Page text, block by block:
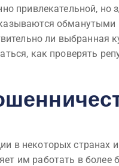
привлекательной,
ли выбранная
как проверять
в некоторых странах
им работать в более